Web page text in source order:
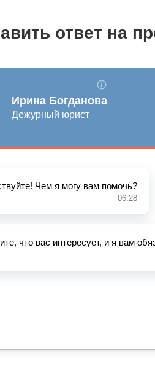
ответ на